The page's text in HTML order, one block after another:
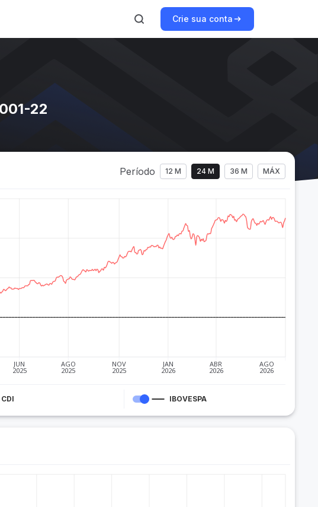
Crie sua conta
22
Período 12 M 24 M 36 M MÁX
JUN
2025
AGO
2025
NOV
2025
JAN
2026
ABR
2026
AGO
2026
CDI IBOVESPA